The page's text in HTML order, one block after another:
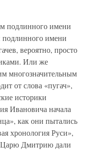
подлинного имени
подлинного имени
вероятно, просто
Или же
многозначительным
от слова «пугач»,
историки
Ивановича начала
как они пытались
хронология Руси»,
Царю Дмитрию дали